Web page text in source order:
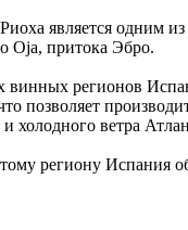
является одним
Oja, притока Эбро.
винных регионов
позволяет
холодного ветра
региону Испания